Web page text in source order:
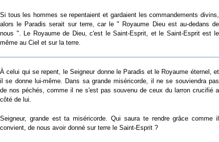
Si tous les hommes se repentaient et gardaient les commandements divins,
alors le Paradis serait sur terre, car le " Royaume Dieu est au-dedans de
nous ". Le Royaume de Dieu, c'est le Saint-Esprit, et le Saint-Esprit est le
même au Ciel et sur la terre.
À celui qui se repent, le Seigneur donne le Paradis et le Royaume éternel, et
il se donne lui-même. Dans sa grande miséricorde, il ne se souviendra pas
de nos péchés, comme il ne s'est pas souvenu de ceux du larron crucifié a
côté de lui.
Seigneur, grande est ta miséricorde. Qui saura te rendre grâce comme il
convient, de nous avoir donné sur terre le Saint-Esprit ?